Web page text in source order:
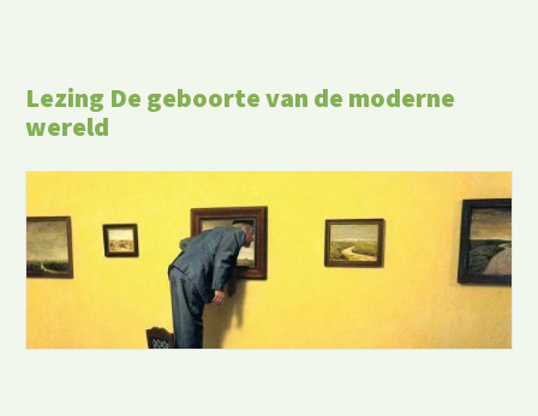
Lezing De geboorte van de moderne
wereld